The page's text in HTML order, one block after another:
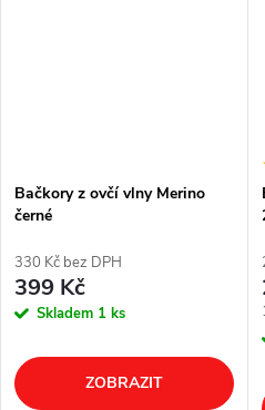
Bačkory z ovčí vlny Merino
černé
330 Kč bez DPH
399 Kč
Skladem 1 ks
ZOBRAZIT